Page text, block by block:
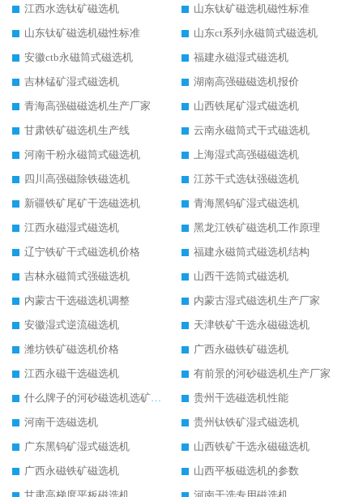
江西水选钛矿磁选机
山东钛矿磁选机磁性标准
山东钛矿磁选机磁性标准
山东ct系列永磁筒式磁选机
安徽ctb永磁筒式磁选机
福建永磁湿式磁选机
吉林锰矿湿式磁选机
湖南高强磁磁选机报价
青海高强磁磁选机生产厂家
山西铁尾矿湿式磁选机
甘肃铁矿磁选机生产线
云南永磁筒式干式磁选机
河南干粉永磁筒式磁选机
上海湿式高强磁磁选机
四川高强磁除铁磁选机
江苏干式选钛强磁选机
新疆铁矿尾矿干选磁选机
青海黑钨矿湿式磁选机
江西永磁湿式磁选机
黑龙江铁矿磁选机工作原理
辽宁铁矿干式磁选机价格
福建永磁筒式磁选机结构
吉林永磁筒式强磁选机
山西干选筒式磁选机
内蒙古干选磁选机调整
内蒙古湿式磁选机生产厂家
安徽湿式逆流磁选机
天津铁矿干选永磁磁选机
潍坊铁矿磁选机价格
广西永磁铁矿磁选机
江西永磁干选磁选机
有前景的河砂磁选机生产厂家
什么牌子的河砂磁选机选矿效果好
贵州干选磁选机性能
河南干选磁选机
贵州钛铁矿湿式磁选机
广东黑钨矿湿式磁选机
山西铁矿干选永磁磁选机
广西永磁铁矿磁选机
山西平板磁选机的参数